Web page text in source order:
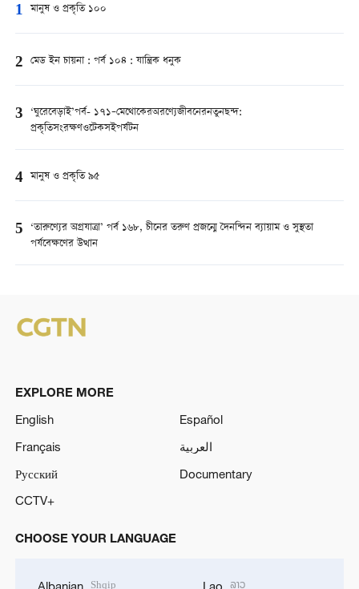
1 মানুষ ও প্রকৃতি ১০০
2 মেড ইন চায়না : পর্ব ১০৪ : যান্ত্রিক ধনুক
3 ‘ঘুরেবেড়াই’পর্ব- ১৭১–মেথোকেরঅরণ্যেজীবনেরনতুনছন্দ:
প্রকৃতিসংরক্ষণওটেকসইপর্যটন
4 মানুষ ও প্রকৃতি ৯৫
5 ‘তারুণ্যের অগ্রযাত্রা’ পর্ব ১৬৮, চীনের তরুণ প্রজন্মে দৈনন্দিন ব্যায়াম ও সুস্থতা
পর্যবেক্ষণের উত্থান
EXPLORE MORE
English
Español
Français
العربية
Русский
Documentary
CCTV+
CHOOSE YOUR LANGUAGE
Albanian Shqip Lao ລາວ